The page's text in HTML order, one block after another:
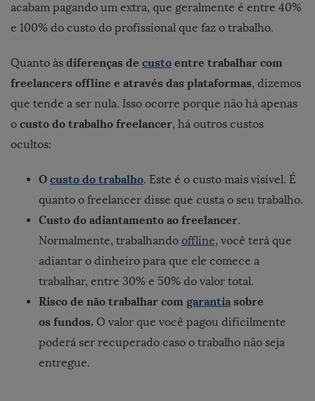
acabam pagando um extra, que geralmente é entre 40%
e 100% do custo do profissional que faz o trabalho.
Quanto às diferenças de custo entre trabalhar com
freelancers offline e através das plataformas, dizemos
que tende a ser nula. Isso ocorre porque não há apenas
o custo do trabalho freelancer, há outros custos
ocultos:
O custo do trabalho. Este é o custo mais visível. É
quanto o freelancer disse que custa o seu trabalho.
Custo do adiantamento ao freelancer.
Normalmente, trabalhando offline, você terá que
adiantar o dinheiro para que ele comece a
trabalhar, entre 30% e 50% do valor total.
Risco de não trabalhar com garantia sobre
os fundos. O valor que você pagou dificilmente
poderá ser recuperado caso o trabalho não seja
entregue.